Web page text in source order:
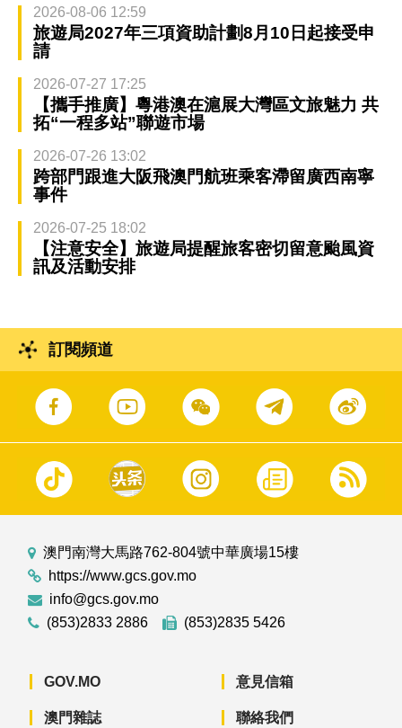
2026-08-06 12:59
旅遊局2027年三項資助計劃8月10日起接受申
請
2026-07-27 17:25
【攜手推廣】粵港澳在滬展大灣區文旅魅力 共
拓“一程多站”聯遊市場
2026-07-26 13:02
跨部門跟進大阪飛澳門航班乘客滯留廣西南寧
事件
2026-07-25 18:02
【注意安全】旅遊局提醒旅客密切留意颱風資
訊及活動安排
訂閱頻道
澳門南灣大馬路762-804號中華廣場15樓
https://www.gcs.gov.mo
info@gcs.gov.mo
(853)2833 2886
(853)2835 5426
GOV.MO
澳門雜誌
意見信箱
聯絡我們